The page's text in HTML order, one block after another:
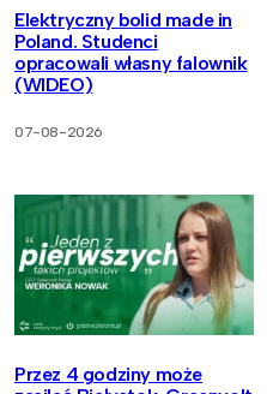
Elektryczny bolid made in
Poland. Studenci
opracowali własny falownik
(WIDEO)
07-08-2026
Przez 4 godziny może